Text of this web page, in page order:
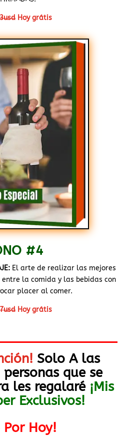
Hoy grátis
#4
El arte de realizar las mejores
entre la comida y las bebidas con
placer al comer.
Hoy grátis
Solo A las
que se
les regalaré ¡Mis
Exclusivos!
Hoy!